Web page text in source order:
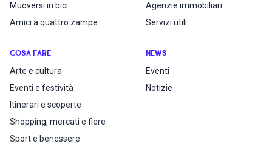
Muoversi in bici
Amici a quattro zampe
Agenzie immobiliari
Servizi utili
COSA FARE
Arte e cultura
Eventi e festività
Itinerari e scoperte
Shopping, mercati e fiere
Sport e benessere
NEWS
Eventi
Notizie